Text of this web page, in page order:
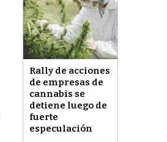
Rally de acciones
de empresas de
cannabis se
detiene luego de
fuerte
especulación